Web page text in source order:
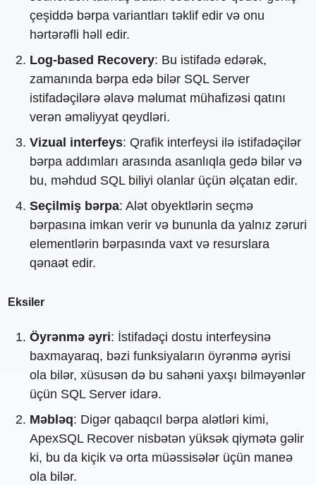
çeşiddə bərpa variantları təklif edir və onu
hərtərəfli həll edir.
Log-based Recovery: Bu istifadə edərək,
zamanında bərpa edə bilər SQL Server
istifadəçilərə əlavə məlumat mühafizəsi qatını
verən əməliyyat qeydləri.
Vizual interfeys: Qrafik interfeysi ilə istifadəçilər
bərpa addımları arasında asanlıqla gedə bilər və
bu, məhdud SQL biliyi olanlar üçün əlçatan edir.
Seçilmiş bərpa: Alət obyektlərin seçmə
bərpasına imkan verir və bununla da yalnız zəruri
elementlərin bərpasında vaxt və resurslara
qənaət edir.
Eksiler
Öyrənmə əyri: İstifadəçi dostu interfeysinə
baxmayaraq, bəzi funksiyaların öyrənmə əyrisi
ola bilər, xüsusən də bu sahəni yaxşı bilməyənlər
üçün SQL Server idarə.
Məbləq: Digər qabaqcıl bərpa alətləri kimi,
ApexSQL Recover nisbətən yüksək qiymətə gəlir
ki, bu da kiçik və orta müəssisələr üçün maneə
ola bilər.